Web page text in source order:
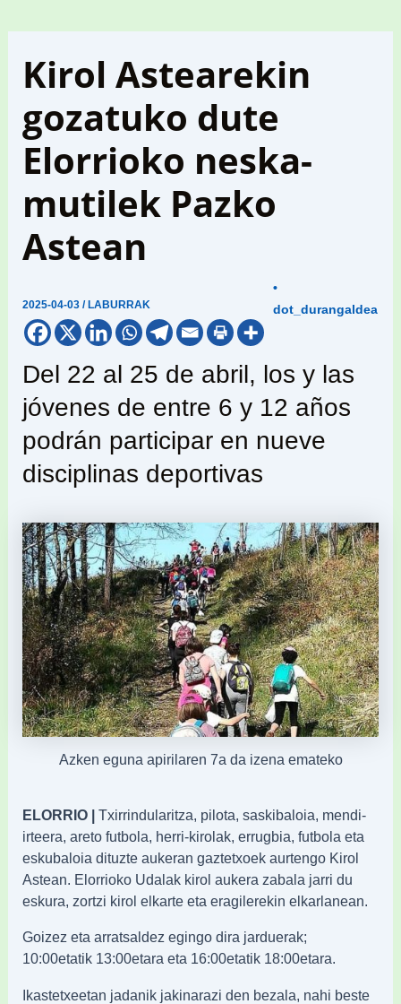
Kirol Astearekin
gozatuko dute
Elorrioko neska-
mutilek Pazko
Astean
2025-04-03/ LABURRAK
•
dot_durangaldea
Del 22 al 25 de abril, los y las
jóvenes de entre 6 y 12 años
podrán participar en nueve
disciplinas deportivas
Azken eguna apirilaren 7a da izena emateko
ELORRIO |Txirrindularitza, pilota, saskibaloia, mendi-
irteera, areto futbola, herri-kirolak, errugbia, futbola eta
eskubaloia dituzte aukeran gaztetxoek aurtengo Kirol
Astean. Elorrioko Udalak kirol aukera zabala jarri du
eskura, zortzi kirol elkarte eta eragilerekin elkarlanean.
Goizez eta arratsaldez egingo dira jarduerak;
10:00etatik 13:00etara eta 16:00etatik 18:00etara.
Ikastetxeetan jadanik jakinarazi den bezala, nahi beste